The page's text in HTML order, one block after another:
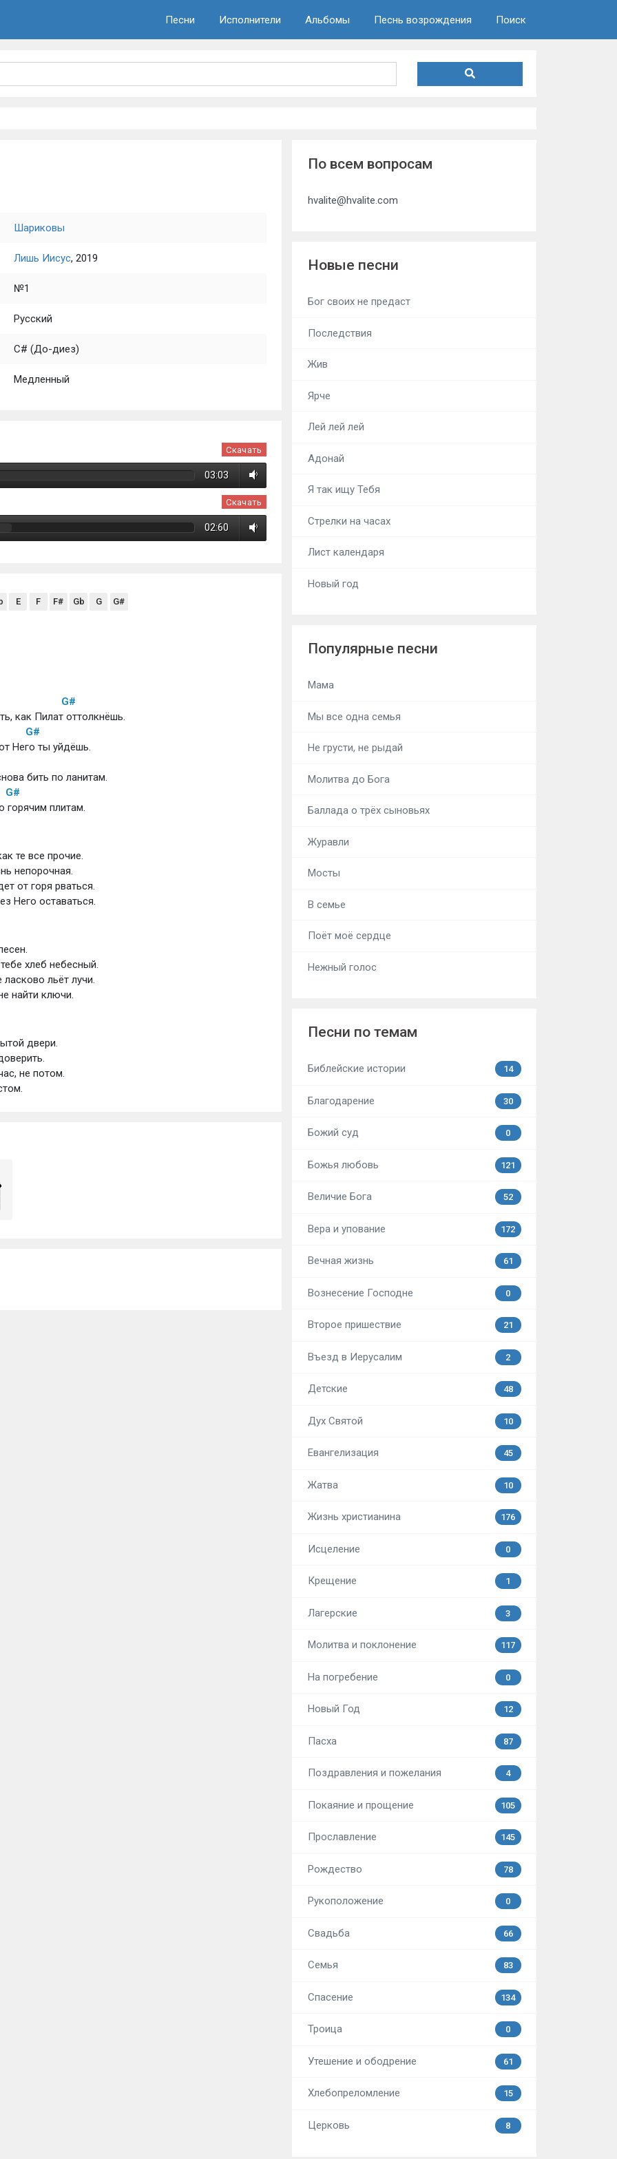
Песни Исполнители Альбомы Песнь возрождения Поиск
Шариковы
Лишь Иисус, 2019
№1
Русский
C# (До-диез)
Медленный
Скачать
03:03
Скачать
02:60
E F F# Gb G G#
G#
как Пилат оттолкнёшь.
G#
Него ты уйдёшь.
бить по ланитам.
G#
горячим плитам.
те все прочие.
непорочная.
от горя рваться.
Него оставаться.
хлеб небесный.
льёт лучи.
найти ключи.
двери.
не потом.
По всем вопросам
hvalite@hvalite.com
Новые песни
Бог своих не предаст
Последствия
Жив
Ярче
Лей лей лей
Адонай
Я так ищу Тебя
Стрелки на часах
Лист календаря
Новый год
Популярные песни
Мама
Мы все одна семья
Не грусти, не рыдай
Молитва до Бога
Баллада о трёх сыновьях
Журавли
Мосты
В семье
Поёт моё сердце
Нежный голос
Песни по темам
Библейские истории 14
Благодарение 30
Божий суд 0
Божья любовь 121
Величие Бога 52
Вера и упование 172
Вечная жизнь 61
Вознесение Господне 0
Второе пришествие 21
Въезд в Иерусалим 2
Детские 48
Дух Святой 10
Евангелизация 45
Жатва 10
Жизнь христианина 176
Исцеление 0
Крещение 1
Лагерские 3
Молитва и поклонение 117
На погребение 0
Новый Год 12
Пасха 87
Поздравления и пожелания 4
Покаяние и прощение 105
Прославление 145
Рождество 78
Рукоположение 0
Свадьба 66
Семья 83
Спасение 134
Троица 0
Утешение и ободрение 61
Хлебопреломление 15
Церковь 8